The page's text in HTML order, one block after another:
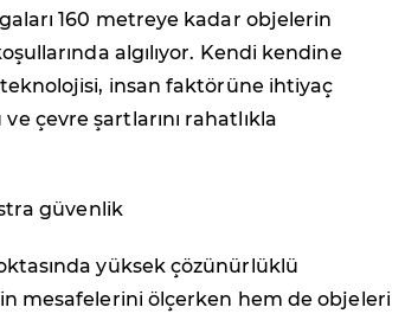
160 metreye kadar objelerin
algılıyor. Kendi kendine
insan faktörüne ihtiyaç
çevre şartlarını rahatlıkla
güvenlik
yüksek çözünürlüklü
mesafelerini ölçerken hem de objeleri